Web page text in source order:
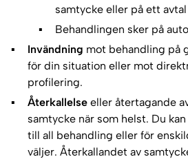
samtycke eller på ett
Behandlingen sker på
Invändning mot behandling på
för din situation eller mot
profilering.
Återkallelse eller återtagande
samtycke när som helst. Du
till all behandling eller för
väljer. Återkallandet av